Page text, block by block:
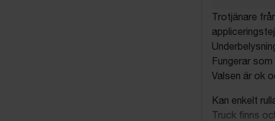
Trotjänare
Fungerar
Valsen är ok
Kan enkelt
Truck finns